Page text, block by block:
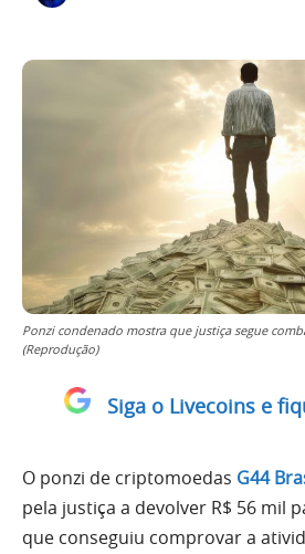
Ponzi condenado mostra que justiça segue
(Reprodução)
Siga o Livecoins e
O ponzi de criptomoedas G44
pela justiça a devolver R$ 56 mil
que conseguiu comprovar a